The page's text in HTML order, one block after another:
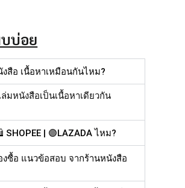
บ่อย
งสือ เนื้อหาเหมือนกันไหม?
ล่มหนังสือเป็นเนื้อหาเดียวกัน
| 🟣LAZADA ไหม?
งซื้อ แนวข้อสอบ จากร้านหนังสือ